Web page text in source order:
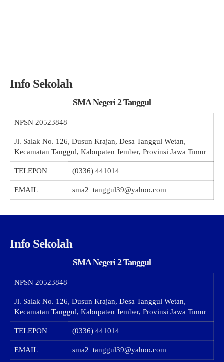
Info Sekolah
SMA Negeri 2 Tanggul
NPSN 20523848
Jl. Salak No. 126, Dusun Krajan, Desa Tanggul Wetan,
Kecamatan Tanggul, Kabupaten Jember, Provinsi Jawa Timur
TELEPON (0336) 441014
EMAIL sma2_tanggul39@yahoo.com
Info Sekolah
SMA Negeri 2 Tanggul
NPSN 20523848
Jl. Salak No. 126, Dusun Krajan, Desa Tanggul Wetan,
Kecamatan Tanggul, Kabupaten Jember, Provinsi Jawa Timur
TELEPON (0336) 441014
EMAIL sma2_tanggul39@yahoo.com